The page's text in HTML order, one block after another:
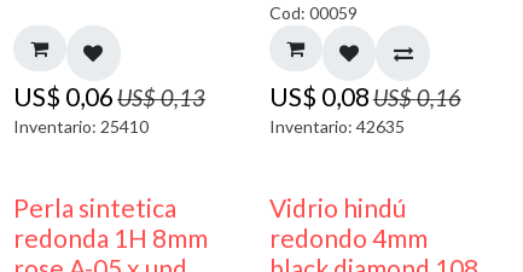
US$ 0,06US$0,13
Inventario: 25410
Cod: 00059
US$ 0,08US$0,16
Inventario: 42635
Perla sintetica
redonda 1H 8mm
Vidrio hindú
redondo 4mm